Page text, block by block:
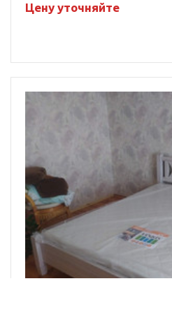
Цену уточняйте